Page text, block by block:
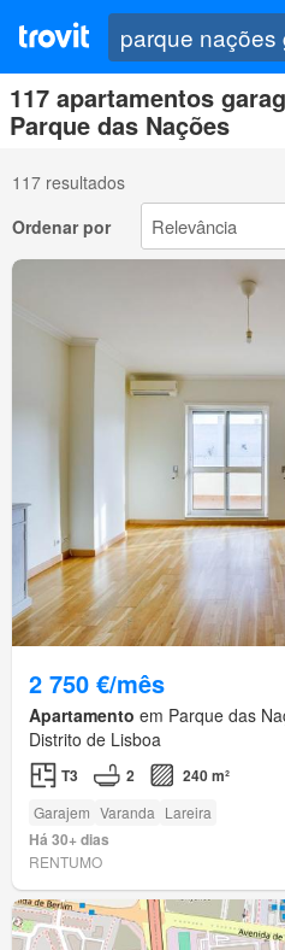
117 apartamentos
Parque das Nações
117 resultados
Ordenar por
2 750 €/mês
Apartamento em Parque das
Distrito de Lisboa
T3 2 240 m²
Garajem Varanda Lareira
Há 30+ dias
RENTUMO